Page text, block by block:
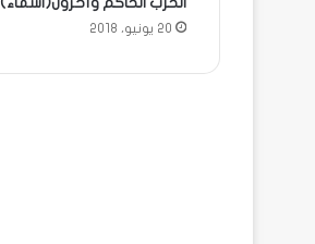
20 يونيو، 2018